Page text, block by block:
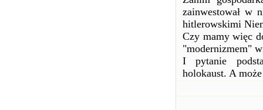
zainwestował w
hitlerowskimi
Czy mamy więc
"modernizmem"
I pytanie
holokaust. A